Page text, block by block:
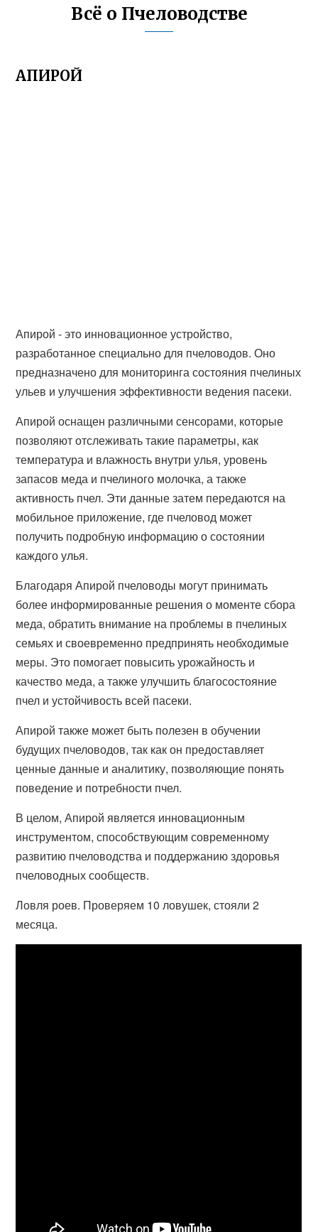
Всё о Пчеловодстве
АПИРОЙ
Апирой - это инновационное устройство,
разработанное специально для пчеловодов. Оно
предназначено для мониторинга состояния пчелиных
ульев и улучшения эффективности ведения пасеки.
Апирой оснащен различными сенсорами, которые
позволяют отслеживать такие параметры, как
температура и влажность внутри улья, уровень
запасов меда и пчелиного молочка, а также
активность пчел. Эти данные затем передаются на
мобильное приложение, где пчеловод может
получить подробную информацию о состоянии
каждого улья.
Благодаря Апирой пчеловоды могут принимать
более информированные решения о моменте сбора
меда, обратить внимание на проблемы в пчелиных
семьях и своевременно предпринять необходимые
меры. Это помогает повысить урожайность и
качество меда, а также улучшить благосостояние
пчел и устойчивость всей пасеки.
Апирой также может быть полезен в обучении
будущих пчеловодов, так как он предоставляет
ценные данные и аналитику, позволяющие понять
поведение и потребности пчел.
В целом, Апирой является инновационным
инструментом, способствующим современному
развитию пчеловодства и поддержанию здоровья
пчеловодных сообществ.
Ловля роев. Проверяем 10 ловушек, стояли 2
месяца.